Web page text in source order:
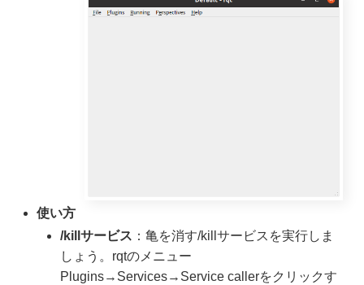
使い方
/killサービス ：亀を消す/killサービスを実行しま
しょう。rqtのメニュー
Plugins→Services→Service callerをクリックす